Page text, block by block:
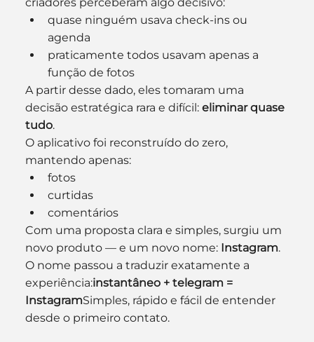
quase ninguém usava check-ins ou
agenda
praticamente todos usavam apenas a
função de fotos
A partir desse dado, eles tomaram uma
decisão estratégica rara e difícil: eliminar quase
tudo.
O aplicativo foi reconstruído do zero,
mantendo apenas:
fotos
curtidas
comentários
Com uma proposta clara e simples, surgiu um
novo produto — e um novo nome: Instagram.
O nome passou a traduzir exatamente a
experiência:instantâneo + telegram =
InstagramSimples, rápido e fácil de entender
desde o primeiro contato.